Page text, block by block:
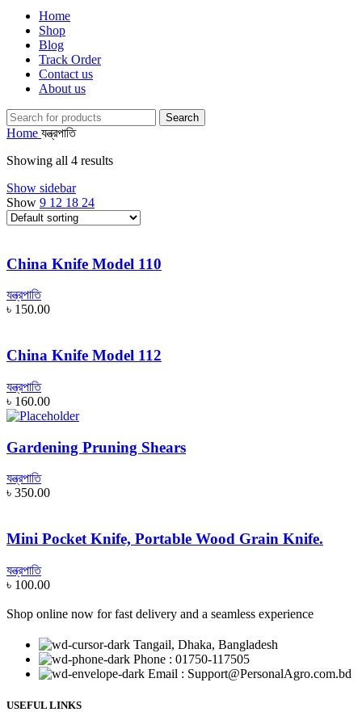
Home
Shop
Blog
Track Order
Contact us
About us
Search
Home যন্ত্রপাতি
Showing all 4 results
Show sidebar
Show 9 12 18 24
China Knife Model 110
যন্ত্রপাতি
৳ 150.00
China Knife Model 112
যন্ত্রপাতি
৳ 160.00
Gardening Pruning Shears
যন্ত্রপাতি
৳ 350.00
Mini Pocket Knife, Portable Wood Grain Knife.
যন্ত্রপাতি
৳ 100.00
Shop online now for fast delivery and a seamless experience
Tangail, Dhaka, Bangladesh
Phone : 01750-117505
Email : Support@PersonalAgro.com.bd
USEFUL LINKS